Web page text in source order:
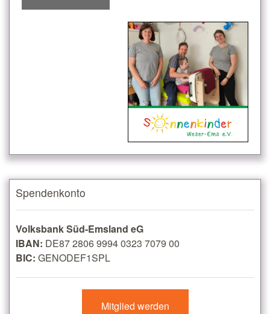
Spendenkonto
Volksbank Süd-Emsland eG
IBAN: DE87 2806 9994 0323 7079 00
BIC: GENODEF1SPL
Mitglied werden